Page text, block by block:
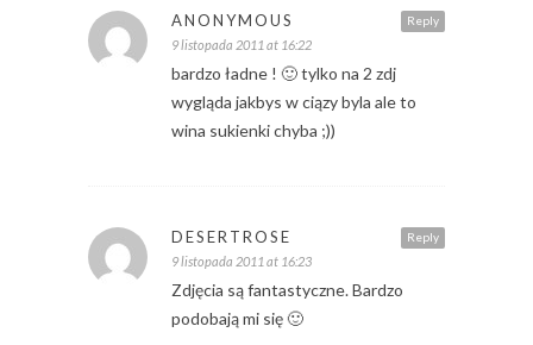
Reply
ANONYMOUS
9 listopada 2011 at 16:22
bardzo ładne ! 🙂 tylko na 2 zdj
wygląda jakbys w ciązy byla ale to
wina sukienki chyba ;))
Reply
DESERTROSE
9 listopada 2011 at 16:23
Zdjęcia są fantastyczne. Bardzo
podobają mi się 🙂